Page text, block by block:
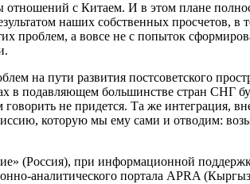
отношений с Китаем. И в этом плане
наших собственных просчетов, в
проблем, а вовсе не с попыток
на пути развития постсоветского
в подавляющем большинстве стран СНГ
не придется. Та же интеграция,
которую мы ему сами и отводим:
(Россия), при информационной
аналитического портала APRA